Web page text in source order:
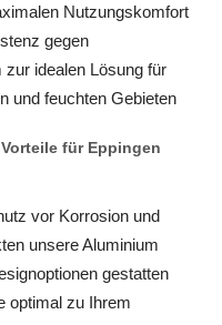
Nutzungskomfort
gegen
idealen Lösung für
und feuchten Gebieten
für Eppingen
vor Korrosion und
unsere Aluminium
gestatten
optimal zu Ihrem